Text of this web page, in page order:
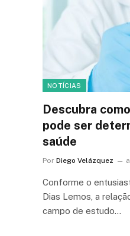
NOTÍCIAS
Descubra
pode ser
saúde
Por Diego Velázquez
Conforme o
Dias Lemos, a
campo de estudo…